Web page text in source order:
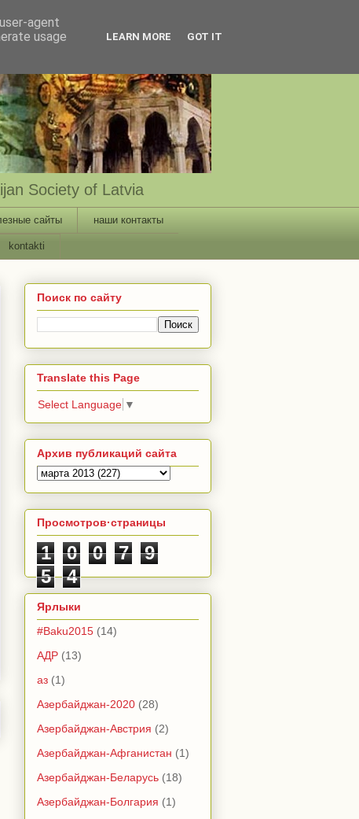
Society of Latvia
сайты наши контакты
kontakti
Поиск по сайту
Translate this Page
Select Language ▼
Архив публикаций сайта
Просмотров·страницы
1 0 0 7
9
5
4
Ярлыки
#Baku2015 (14)
АДР (13)
аз (1)
Азербайджан-2020 (28)
Азербайджан-Австрия (2)
Азербайджан-Афганистан (1)
Азербайджан-Беларусь (18)
Азербайджан-Болгария (1)
agent
usage
LEARN MORE GOT IT